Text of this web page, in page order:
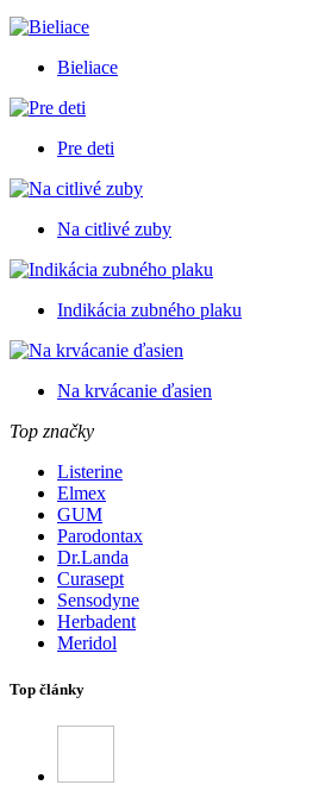
Bieliace
Pre deti
Na citlivé zuby
Indikácia zubného plaku
Na krvácanie ďasien
Top značky
Listerine
Elmex
GUM
Parodontax
Dr.Landa
Curasept
Sensodyne
Herbadent
Meridol
Top články